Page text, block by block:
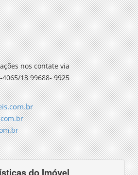
nos contate via
13 99688- 9925